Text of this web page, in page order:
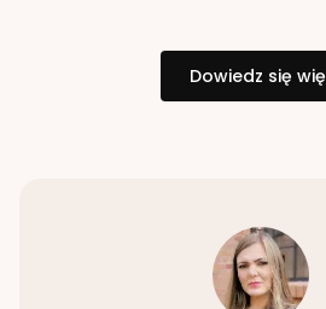
Dowiedz się